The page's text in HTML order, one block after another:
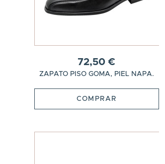
72,50 €
ZAPATO PISO GOMA, PIEL NAPA.
COMPRAR